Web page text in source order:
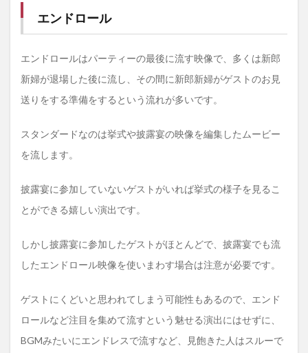
エンドロール
エンドロールはパーティーの最後に流す映像で、多くは新郎
新婦が退場した後に流し、その間に新郎新婦がゲストのお見
送りをする準備をするという流れが多いです。
スタンダードなのは挙式や披露宴の映像を編集したムービー
を流します。
披露宴に参加していないゲストがいれば挙式の様子を見るこ
とができる嬉しい演出です。
しかし披露宴に参加したゲストがほとんどで、披露宴でも流
したエンドロール映像を使いまわす場合は注意が必要です。
ゲストにくどいと思われてしまう可能性もあるので、エンド
ロールなど注目を集めて流すという魅せる演出にはせずに、
BGMみたいにエンドレスで流すなど、見飽きた人はスルーで